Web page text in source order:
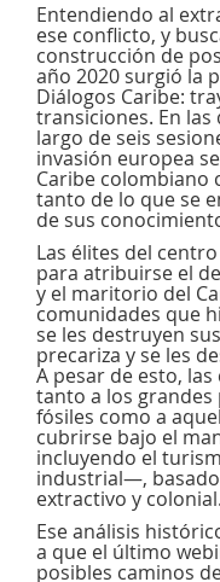
Entendiendo al
ese conflicto, y
construcción de
año 2020 surgió la
Diálogos Caribe:
transiciones. En
largo de seis
invasión europea
Caribe colombiano
tanto de lo que se
de sus
Las élites del
para atribuirse el
y el maritorio del
comunidades que
se les destruyen
precariza y se les
A pesar de esto,
tanto a los
fósiles como a
cubrirse bajo el
incluyendo el
industrial—,
extractivo y colonial.
Ese análisis
a que el último
posibles caminos